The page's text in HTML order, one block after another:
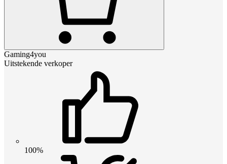
Gaming4you
Uitstekende verkoper
100%